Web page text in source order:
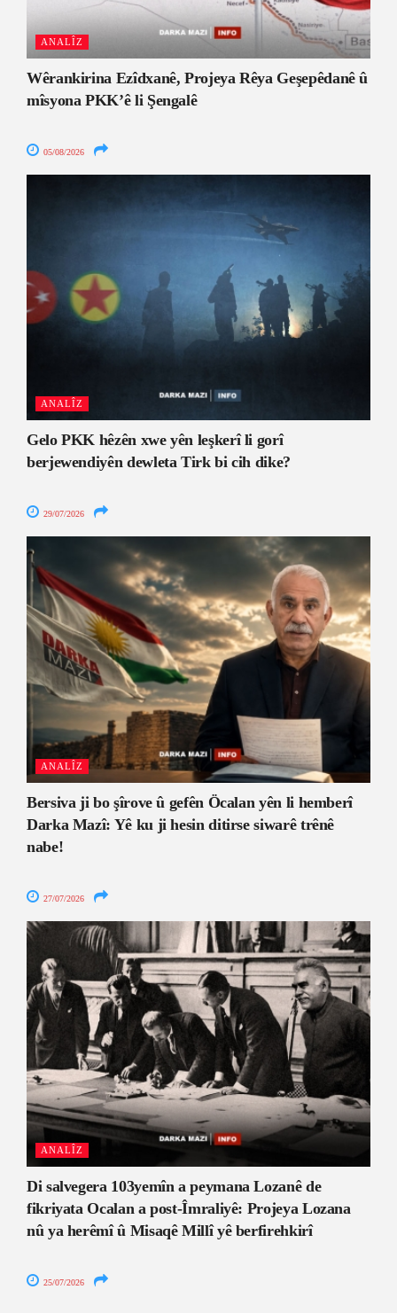
ANALÎZ
Wêrankirina Ezîdxanê, Projeya Rêya Geşepêdanê û
mîsyona PKK’ê li Şengalê
05/08/2026
ANALÎZ
Gelo PKK hêzên xwe yên leşkerî li gorî
berjewendiyên dewleta Tirk bi cih dike?
29/07/2026
ANALÎZ
Bersiva ji bo şîrove û gefên Öcalan yên li hemberî
Darka Mazî: Yê ku ji hesin ditirse siwarê trênê
nabe!
27/07/2026
ANALÎZ
Di salvegera 103yemîn a peymana Lozanê de
fikriyata Ocalan a post-Îmraliyê: Projeya Lozana
nû ya herêmî û Misaqê Millî yê berfirehkirî
25/07/2026